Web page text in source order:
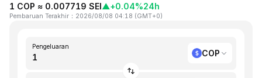
1 COP ≈ 0.007719 SEI▲+0.04%24h
Pembaruan Terakhir ： 2026/08/08 04:18 (GMT+0)
Pengeluaran
COP